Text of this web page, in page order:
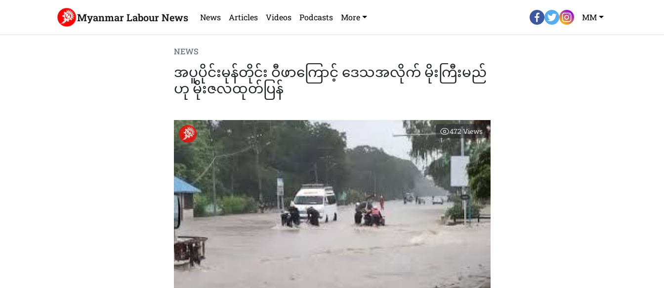
Myanmar Labour News News Articles Videos Podcasts More MM
NEWS
အပူပိုင်းမုန်တိုင်း ဝီဖာကြောင့် ဒေသအလိုက် မိုးကြီးမည်
ဟု မိုးဇလထုတ်ပြန်
472Views